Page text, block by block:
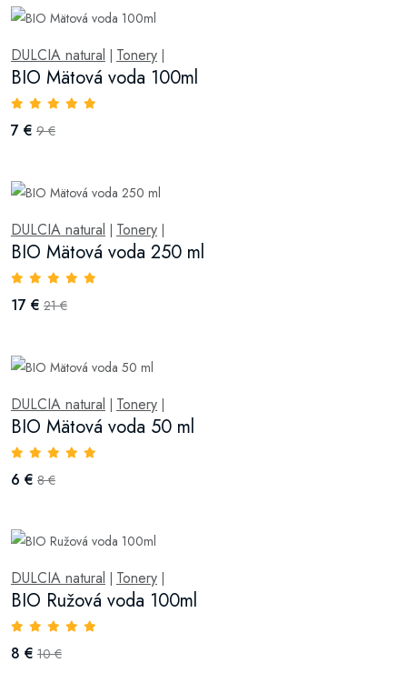
DULCIA natural | Tonery |
BIO Mätová voda 100ml
7 € 9 €
DULCIA natural | Tonery |
BIO Mätová voda 250 ml
17 € 21 €
DULCIA natural | Tonery |
BIO Mätová voda 50 ml
6 € 8 €
DULCIA natural Tonery
BIO Ružová voda 100ml
8 € 10 €